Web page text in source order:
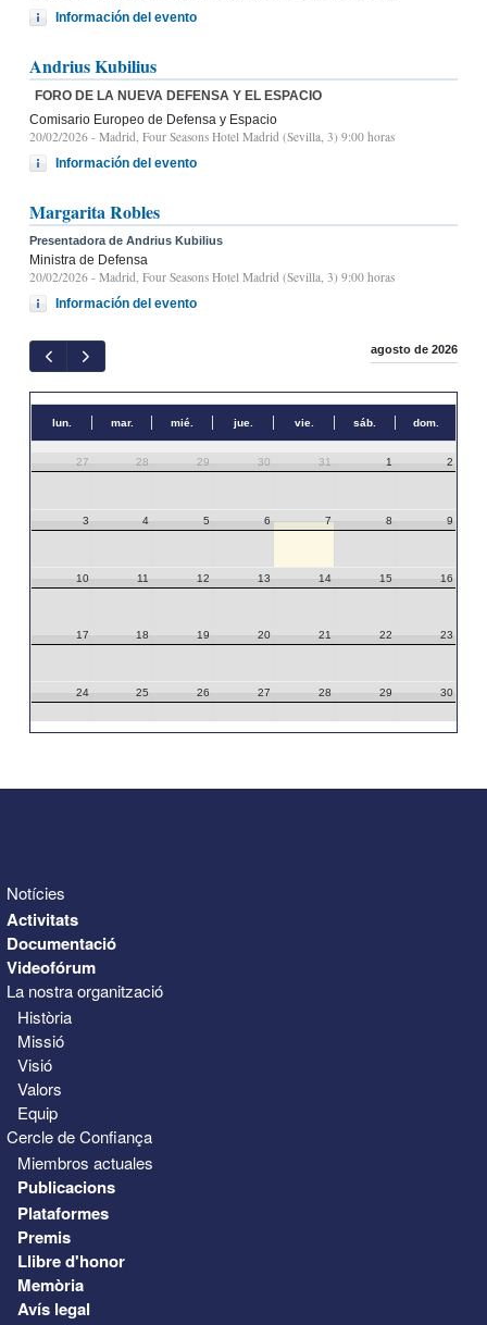
Información del evento
Andrius Kubilius
FORO DE LA NUEVA DEFENSA Y EL ESPACIO
Comisario Europeo de Defensa y Espacio
20/02/2026 - Madrid, Four Seasons Hotel Madrid (Sevilla, 3) 9:00 horas
Información del evento
Margarita Robles
Presentadora de Andrius Kubilius
Ministra de Defensa
20/02/2026 - Madrid, Four Seasons Hotel Madrid (Sevilla, 3) 9:00 horas
Información del evento
agosto de 2026
lun. mar. mié. jue. vie. sáb. dom.
27 28 29 30 31 1 2
3 4 5 6 7 8 9
10 11 12 13 14 15 16
17 18 19 20 21 22 23
24 25 26 27 28 29 30
Notícies
Activitats
Documentació
Videofórum
La nostra organització
Història
Missió
Visió
Valors
Equip
Cercle de Confiança
Miembros actuales
Publicacions
Plataformes
Premis
Llibre d'honor
Memòria
Avís legal